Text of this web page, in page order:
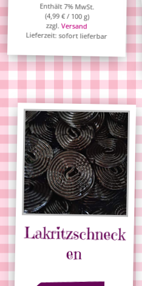
Enthält 7% MwSt.
(4,99€/ 100 g)
zzgl.Versand
Lieferzeit: sofort lieferbar
Lakritzschneck
en